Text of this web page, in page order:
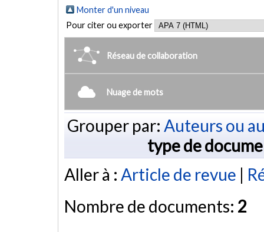
Monter d'un niveau
Pour citer ou exporter
Réseau de collaboration
Nuage de mots
Grouper par: Auteurs ou
type de
Aller à : Article de revue |
Nombre de documents: 2